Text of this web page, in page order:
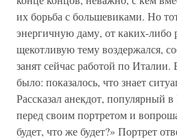
их борьба с большевиками. Но
энергичную даму, от каких-либо
щекотливую тему воздержался,
занят сейчас работой по
было: показалось, что знает
Рассказал анекдот, популярный
перед своим портретом и
будет, что же будет?» Портрет